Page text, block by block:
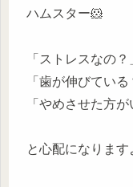
ハムスター🐹
「ストレスなの？
「歯が伸びている
「やめさせた方が
と心配になります